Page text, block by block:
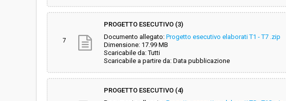
7
PROGETTO ESECUTIVO (3)
Documento allegato: Progetto esecutivo elaborati T1 - T7 .zip
Dimensione: 17.99 MB
Scaricabile da: Tutti
Scaricabile a partire da: Data pubblicazione
PROGETTO ESECUTIVO (4)